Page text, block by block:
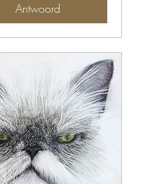
Antwoord